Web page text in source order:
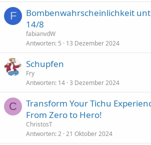
F
Bombenwahrscheinlichkeit
14/8
fabianvdW
Antworten 5 13 Dezember 2024
Schupfen
Fry
Antworten 14 3 Dezember 2024
C
Transform Your Tichu
From Zero to Hero!
ChristosT
Antworten 2 21 Oktober 2024